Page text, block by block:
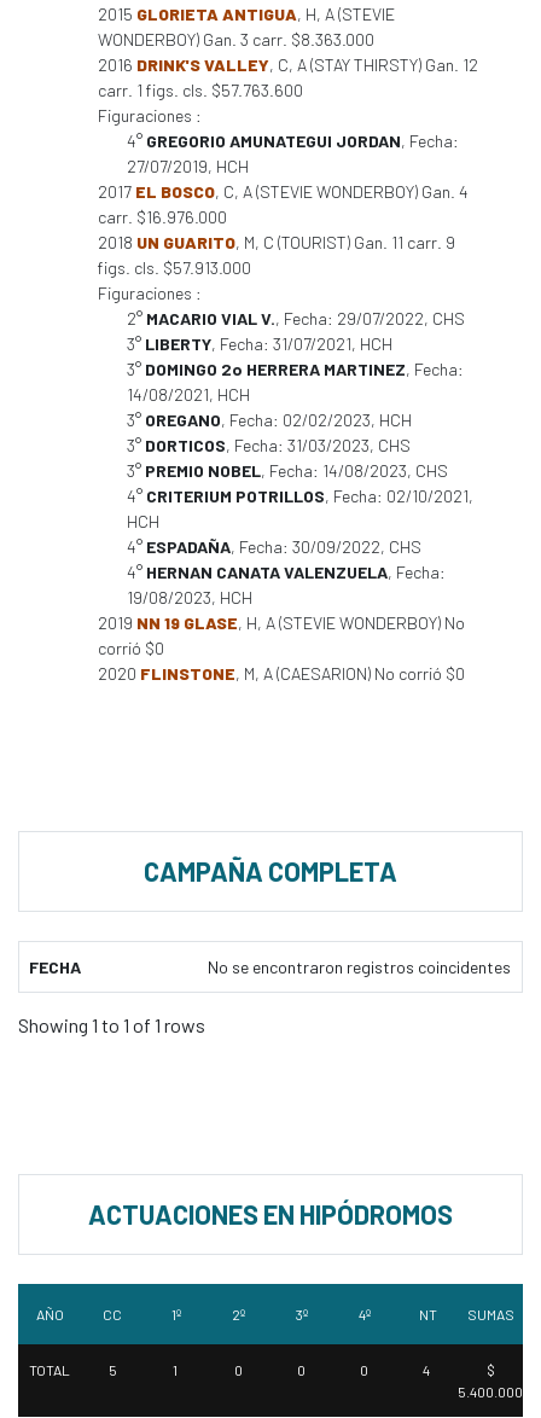
2015 GLORIETA ANTIGUA, H, A (STEVIE
WONDERBOY) Gan. 3 carr. $8.363.000
2016 DRINK'S VALLEY, C, A (STAY THIRSTY) Gan. 12
carr. 1 figs. cls. $57.763.600
Figuraciones :
4° GREGORIO AMUNATEGUI JORDAN, Fecha:
27/07/2019, HCH
2017 EL BOSCO, C, A (STEVIE WONDERBOY) Gan. 4
carr. $16.976.000
2018 UN GUARITO, M, C (TOURIST) Gan. 11 carr. 9
figs. cls. $57.913.000
Figuraciones :
2° MACARIO VIAL V., Fecha: 29/07/2022, CHS
3° LIBERTY, Fecha: 31/07/2021, HCH
3° DOMINGO 2o HERRERA MARTINEZ, Fecha:
14/08/2021, HCH
3° OREGANO, Fecha: 02/02/2023, HCH
3° DORTICOS, Fecha: 31/03/2023, CHS
3° PREMIO NOBEL, Fecha: 14/08/2023, CHS
4° CRITERIUM POTRILLOS, Fecha: 02/10/2021,
HCH
4° ESPADAÑA, Fecha: 30/09/2022, CHS
4° HERNAN CANATA VALENZUELA, Fecha:
19/08/2023, HCH
2019 NN 19 GLASE, H, A (STEVIE WONDERBOY) No
corrió $0
2020 FLINSTONE, M, A (CAESARION) No corrió $0
CAMPAÑA COMPLETA
FECHA No se encontraron registros coincidentes
Showing 1 to 1 of 1 rows
ACTUACIONES EN HIPÓDROMOS
AÑO CC 1º 2º 3º 4º NT SUMAS
TOTAL 5 1 0 0 0 4
$
5.400.000